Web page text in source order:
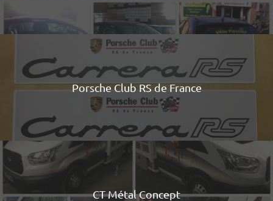
Porsche Club RS de France
CT Métal Concept